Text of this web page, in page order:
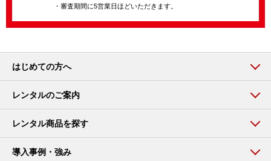
・審査期間に5営業日ほどいただきます。
はじめての方へ
レンタルのご案内
レンタル商品を探す
導入事例・強み